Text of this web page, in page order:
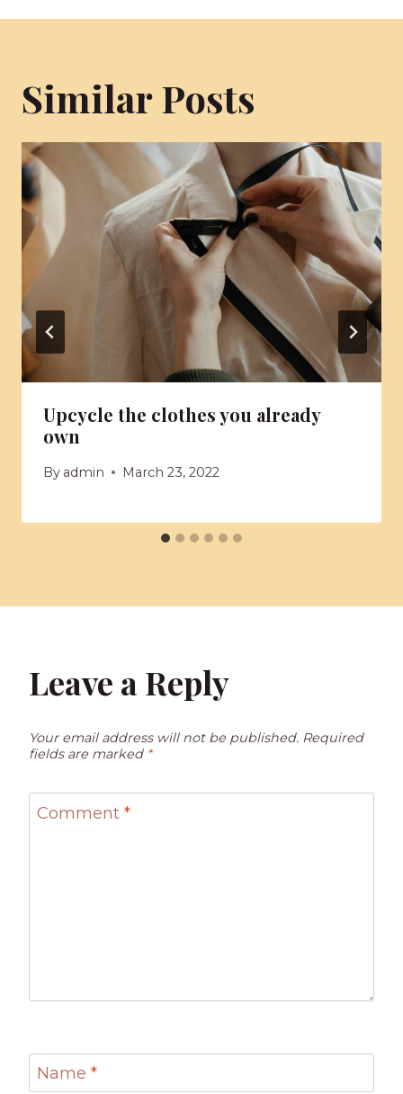
Similar Posts
Upcycle the clothes you already
own
By admin March 23, 2022
Leave a Reply
Your email address will not be published. Required
fields are marked *
Comment *
Name *